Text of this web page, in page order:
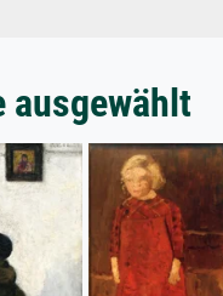
ausgewählt